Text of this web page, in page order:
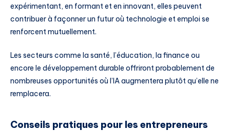
expérimentant, en formant et en innovant, elles peuvent
contribuer à façonner un futur où technologie et emploi se
renforcent mutuellement.
Les secteurs comme la santé, l’éducation, la finance ou
encore le développement durable offriront probablement de
nombreuses opportunités où l’IA augmentera plutôt qu’elle ne
remplacera.
Conseils pratiques pour les entrepreneurs